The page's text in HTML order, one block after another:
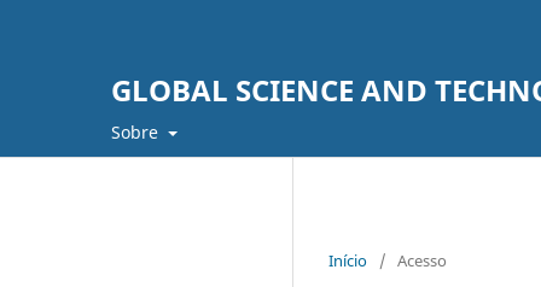
GLOBAL SCIENCE AND
Sobre
Início / Acesso